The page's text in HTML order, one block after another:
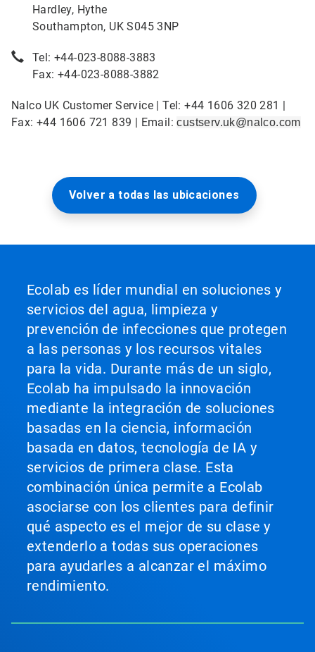
Hardley, Hythe
Southampton, UK S045 3NP
Tel: +44-023-8088-3883
Fax: +44-023-8088-3882
Nalco UK Customer Service | Tel: +44 1606 320 281 |
Fax: +44 1606 721 839 | Email:custserv.uk@nalco.com
Volver a todas las ubicaciones
Ecolab es líder mundial en soluciones y
servicios del agua, limpieza y
prevención de infecciones que protegen
a las personas y los recursos vitales
para la vida. Durante más de un siglo,
Ecolab ha impulsado la innovación
mediante la integración de soluciones
basadas en la ciencia, información
basada en datos, tecnología de IA y
servicios de primera clase. Esta
combinación única permite a Ecolab
asociarse con los clientes para definir
qué aspecto es el mejor de su clase y
extenderlo a todas sus operaciones
para ayudarles a alcanzar el máximo
rendimiento.